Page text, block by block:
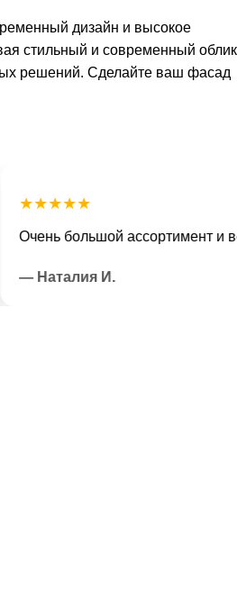
дизайн и высокое
стильный и современный облик
решений. Сделайте ваш фасад
большой ассортимент и
И.